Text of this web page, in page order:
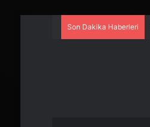
Son Dakika Haberleri